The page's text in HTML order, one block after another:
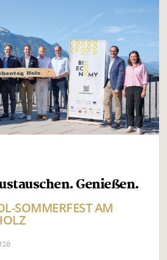
Genießen.
SOMMERFEST AM